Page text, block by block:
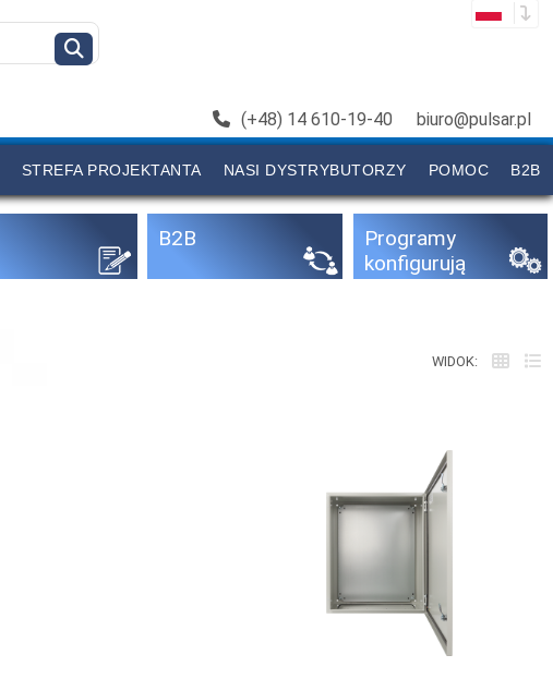
(+48) 14 610-19-40 biuro@pulsar.pl
STREFA PROJEKTANTA NASI DYSTRYBUTORZY POMOC B2B
B2B
Programy
konfigurują
WIDOK: